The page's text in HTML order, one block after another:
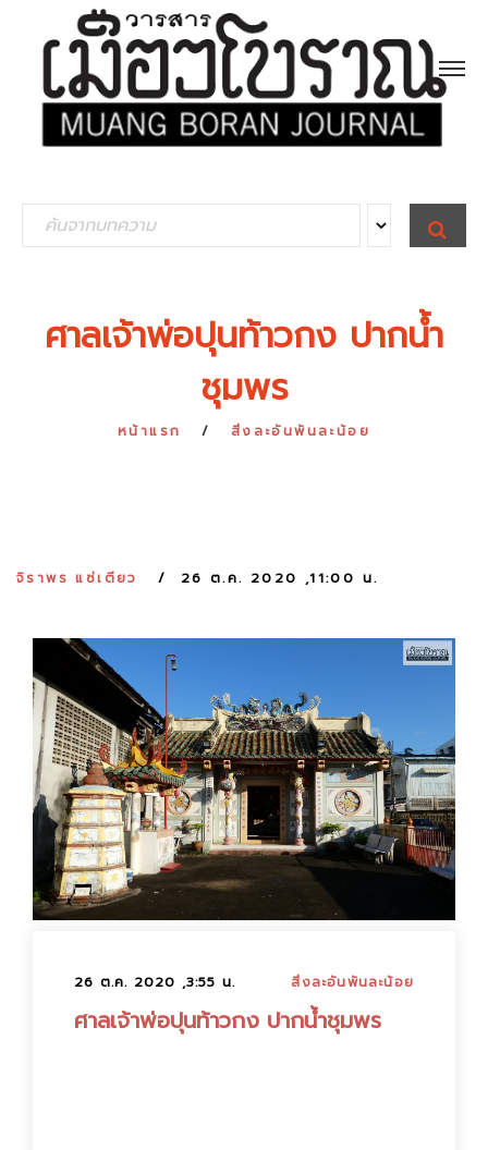
e
S
E
A
ศาลเจ้าพ่อปุนท้าวกง ปากน้ำ
ชุมพร
หน้าแรก สิ่งละอันพันละน้อย
จิราพร แซ่เตียว 26 ต.ค. 2020 ,11:00 น.
26 ต.ค. 2020 ,3:55 น. สิ่งละอันพันละน้อย
ศาลเจ้าพ่อปุนท้าวกง ปากน้ำชุมพร